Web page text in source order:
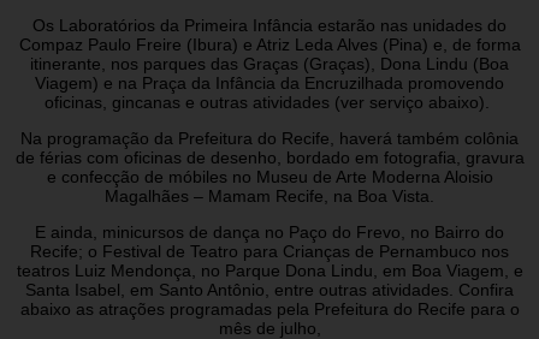
Os Laboratórios da Primeira Infância estarão nas unidades do
Compaz Paulo Freire (Ibura) e Atriz Leda Alves (Pina) e, de forma
itinerante, nos parques das Graças (Graças), Dona Lindu (Boa
Viagem) e na Praça da Infância da Encruzilhada promovendo
oficinas, gincanas e outras atividades (ver serviço abaixo).
Na programação da Prefeitura do Recife, haverá também colônia
de férias com oficinas de desenho, bordado em fotografia, gravura
e confecção de móbiles no Museu de Arte Moderna Aloisio
Magalhães – Mamam Recife, na Boa Vista.
E ainda, minicursos de dança no Paço do Frevo, no Bairro do
Recife; o Festival de Teatro para Crianças de Pernambuco nos
teatros Luiz Mendonça, no Parque Dona Lindu, em Boa Viagem, e
Santa Isabel, em Santo Antônio, entre outras atividades. Confira
abaixo as atrações programadas pela Prefeitura do Recife para o
mês de julho,